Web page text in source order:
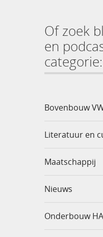
Of zoek
en
categorie:
Bovenbouw
Literatuur en
Maatschappij
Nieuws
Onderbouw